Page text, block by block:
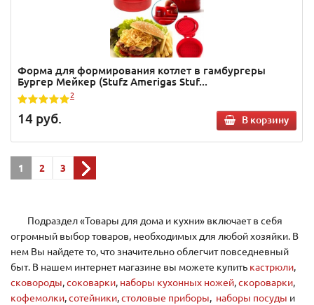
Форма для формирования котлет в гамбургеры
Бургер Мейкер (Stufz Amerigas Stuf...
2
14 руб. В корзину
1 2 3
Подраздел «Товары для дома и кухни» включает в себя
огромный выбор товаров, необходимых для любой хозяйки. В
нем Вы найдете то, что значительно облегчит повседневный
быт. В нашем интернет магазине вы можете купить кастрюли,
сковороды,соковарки, наборы кухонных ножей,скороварки,
кофемолки,сотейники,столовые приборы, наборы посуды и